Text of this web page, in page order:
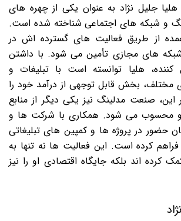
جلیل نژاد به عنوان یکی از چهره های
و شبکه های اجتماعی شناخته شده است.
از طریق فعالیت های گسترده اش در
شبکه های مجازی تأمین می شود. با داشتن
کننده، هلیا توانسته است با تبلیغات و
مختلف، بخش قابل توجهی از درآمد خود را
صنعت مدلینگ نیز یکی دیگر از منابع
محسوب می شود. همکاری با شرکت ها و
حضور در پروژه ها و کمپین های تبلیغاتی
فراهم کرده است. این فعالیت ها نه تنها به
کرده اند بلکه جایگاه اقتصادی او را نیز